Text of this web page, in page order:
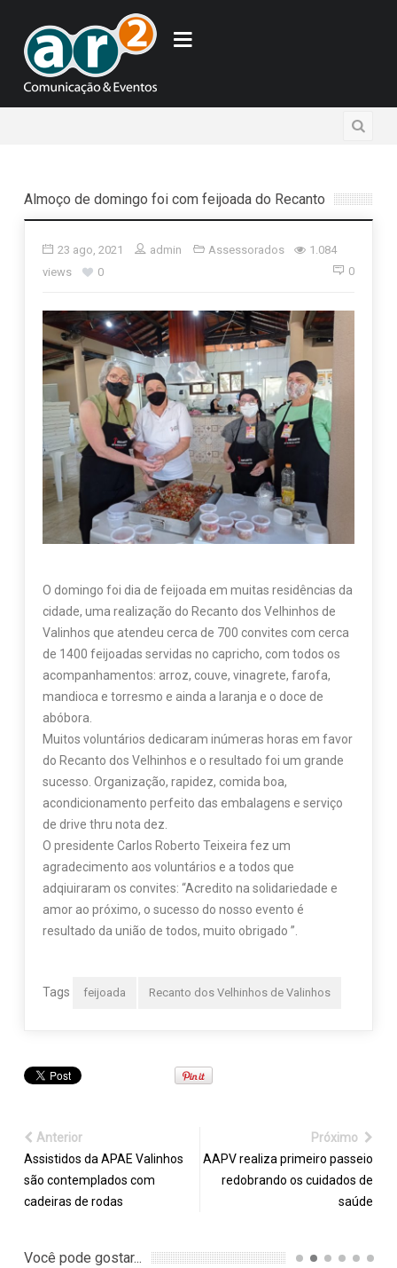
Almoço de domingo foi com feijoada do Recanto
23 ago, 2021 admin Assessorados
1.084
views
0 0
O domingo foi dia de feijoada em muitas residências da
cidade, uma realização do Recanto dos Velhinhos de
Valinhos que atendeu cerca de 700 convites com cerca
de 1400 feijoadas servidas no capricho, com todos os
acompanhamentos: arroz, couve, vinagrete, farofa,
mandioca e torresmo e ainda a laranja e o doce de
abóbora.
Muitos voluntários dedicaram inúmeras horas em favor
do Recanto dos Velhinhos e o resultado foi um grande
sucesso. Organização, rapidez, comida boa,
acondicionamento perfeito das embalagens e serviço
de drive thru nota dez.
O presidente Carlos Roberto Teixeira fez um
agradecimento aos voluntários e a todos que
adqiuiraram os convites: “Acredito na solidariedade e
amor ao próximo, o sucesso do nosso evento é
resultado da união de todos, muito obrigado ”.
Tags feijoada Recanto dos Velhinhos de Valinhos
Anterior
Assistidos da APAE Valinhos
são contemplados com
cadeiras de rodas
Próximo
AAPV realiza primeiro passeio
redobrando os cuidados de
saúde
Você pode gostar...